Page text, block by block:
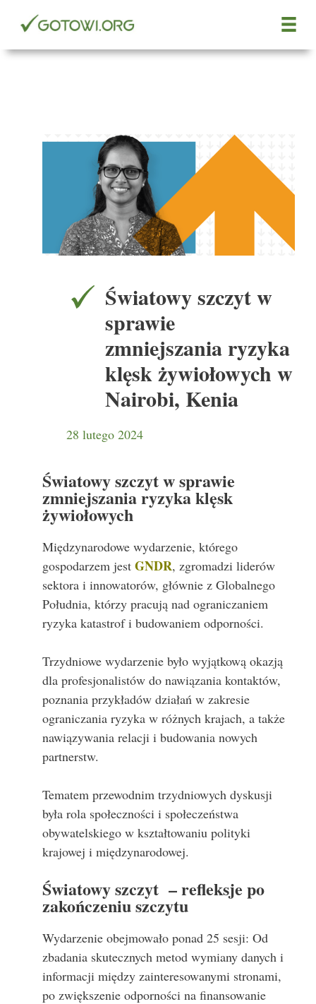
Przejdź
Światowy szczyt w
sprawie
zmniejszania ryzyka
klęsk żywiołowych w
Nairobi, Kenia
28 lutego 2024
Światowy szczyt w sprawie
zmniejszania ryzyka klęsk
żywiołowych
Międzynarodowe wydarzenie, którego
gospodarzem jest GNDR, zgromadzi liderów
sektora i innowatorów, głównie z Globalnego
Południa, którzy pracują nad ograniczaniem
ryzyka katastrof i budowaniem odporności.
Trzydniowe wydarzenie było wyjątkową okazją
dla profesjonalistów do nawiązania kontaktów,
poznania przykładów działań w zakresie
ograniczania ryzyka w różnych krajach, a także
nawiązywania relacji i budowania nowych
partnerstw.
Tematem przewodnim trzydniowych dyskusji
była rola społeczności i społeczeństwa
obywatelskiego w kształtowaniu polityki
krajowej i międzynarodowej.
Światowy szczyt – refleksje po
zakończeniu szczytu
Wydarzenie obejmowało ponad 25 sesji: Od
zbadania skutecznych metod wymiany danych i
informacji między zainteresowanymi stronami,
po zwiększenie odporności na finansowanie